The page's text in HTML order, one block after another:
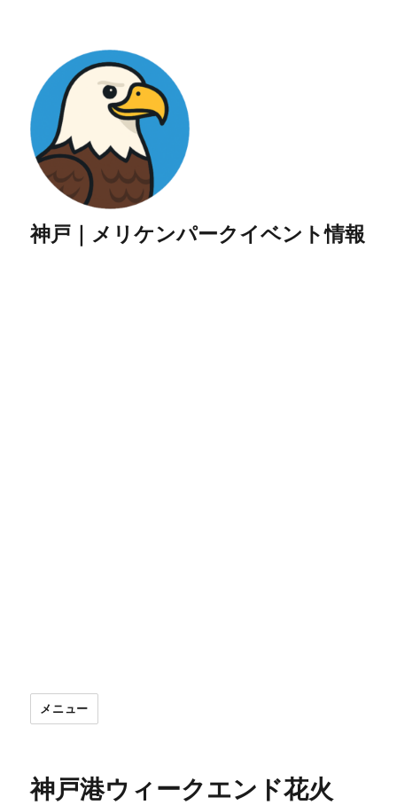
神戸｜メリケンパークイベント情報
メニュー
神戸港ウィークエンド花火